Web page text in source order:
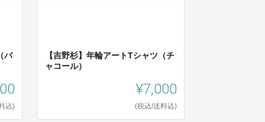
バ
込)
【吉野杉】年輪アートTシャツ（チ
ャコール）
¥7,000
(税込/送料込)